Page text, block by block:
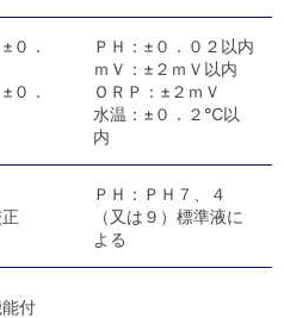
０．
０．
ＰＨ：±０．０２以内
ｍＶ：±２ｍＶ以内
ＯＲＰ：±２ｍＶ
水温：±０．２℃以
内
ＰＨ：ＰＨ７、４
（又は９）標準液に
よる
付